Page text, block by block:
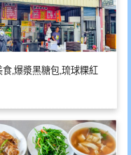
,爆漿黑糖包,琉球粿紅